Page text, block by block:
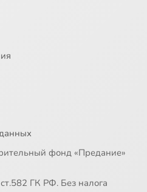
фонд «Предание»
ГК РФ. Без налога